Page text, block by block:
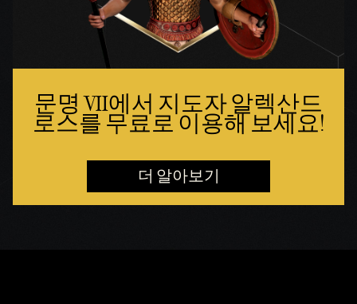
문명 VII에서 지도자 알렉산드
로스를 무료로 이용해 보세요!
더 알아보기